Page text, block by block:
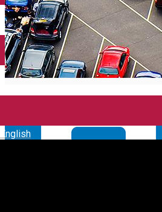
English